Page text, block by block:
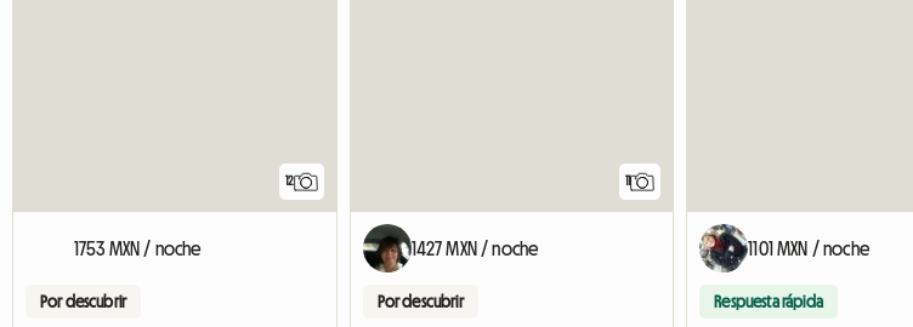
12
1753 MXN / noche
Por descubrir
11
1427 MXN / noche
Por descubrir
1101 MXN / noche
Respuesta rápida